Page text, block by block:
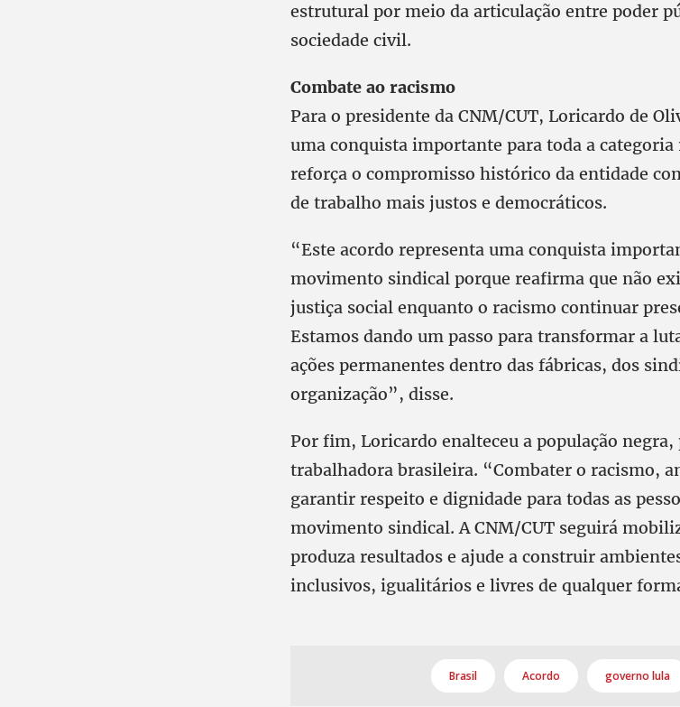
estrutural por meio da articulação entre poder
sociedade civil.
Combate ao racismo
Para o presidente da CNM/CUT, Loricardo de
uma conquista importante para toda a
reforça o compromisso histórico da entidade
de trabalho mais justos e democráticos.
“Este acordo representa uma conquista
movimento sindical porque reafirma que não
justiça social enquanto o racismo continuar
Estamos dando um passo para transformar a
ações permanentes dentro das fábricas, dos
organização”, disse.
Por fim, Loricardo enalteceu a população
trabalhadora brasileira. “Combater o racismo,
garantir respeito e dignidade para todas as
movimento sindical. A CNM/CUT seguirá
produza resultados e ajude a construir
inclusivos, igualitários e livres de qualquer
Brasil Acordo governo lula